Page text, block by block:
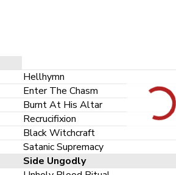
Hellhymn
Enter The Chasm
Burnt At His Altar
Recrucifixion
Black Witchcraft
Satanic Supremacy
Side Ungodly